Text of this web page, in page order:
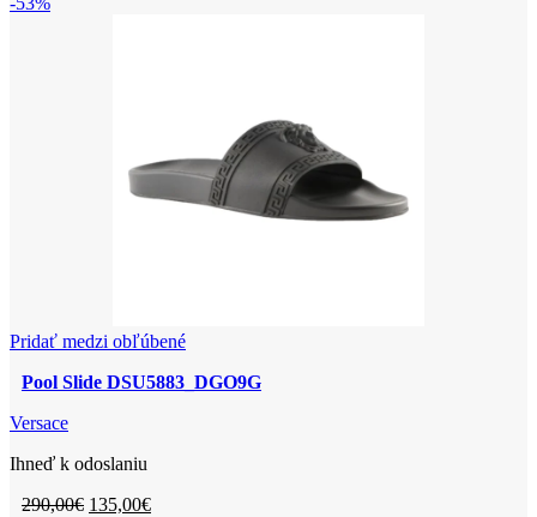
Pridať medzi obľúbené
Pool Slide DSU5883_DGO9G
Versace
Ihneď k odoslaniu
290,00€ Pôvodná
135,00€Aktuálna